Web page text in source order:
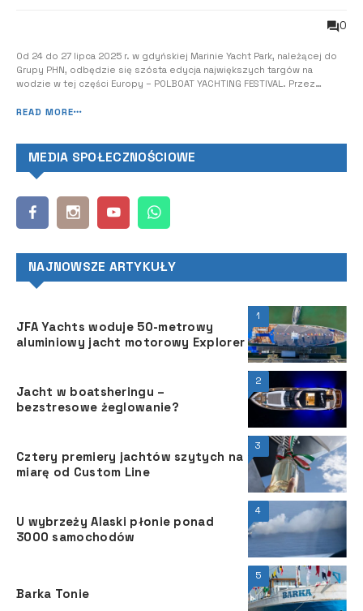
0
Od 24 do 27 lipca 2025 r. w gdyńskiej Marinie Yacht Park, należącej do
Grupy PHN, odbędzie się szósta edycja największych targów na
wodzie w tej części Europy – POLBOAT YACHTING FESTIVAL. Przez
łodzie motorowe, katamarany, houseboaty, riby i skutery wodne, do
READ MORE
MEDIA SPOŁECZNOŚCIOWE
NAJNOWSZE ARTYKUŁY
1
JFA Yachts woduje 50-metrowy
aluminiowy jacht motorowy Explorer
2
Jacht w boatsheringu –
bezstresowe żeglowanie?
3
Cztery premiery jachtów szytych na
miarę od Custom Line
4
U wybrzeży Alaski płonie ponad
3000 samochodów
5
Barka Tonie